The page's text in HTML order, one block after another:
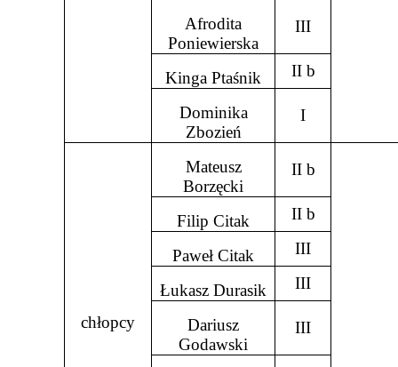
Afrodita
Poniewierska
III
Kinga Ptaśnik II b
Dominika
Zbozień
I
chłopcy
Mateusz
Borzęcki
II b
Filip Citak II b
Paweł Citak III
Łukasz Durasik III
Dariusz
Godawski
III